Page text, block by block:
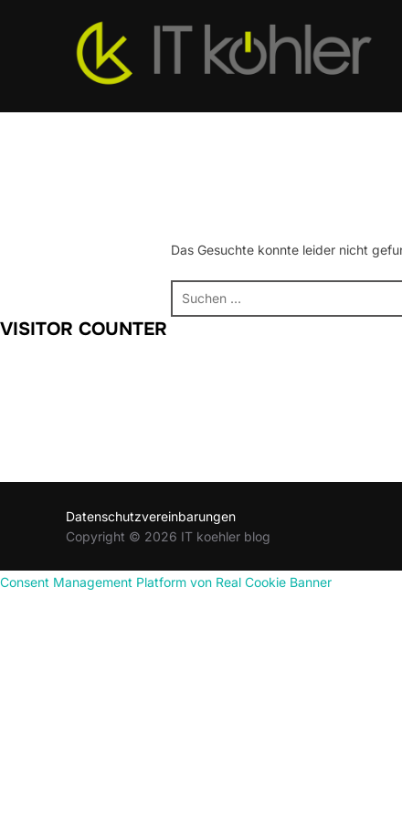
Das Gesuchte konnte leider nicht
Suchen
nach:
VISITOR COUNTER
Datenschutzvereinbarungen
Copyright © 2026 IT koehler blog
Consent Management Platform von Real Cookie Banner